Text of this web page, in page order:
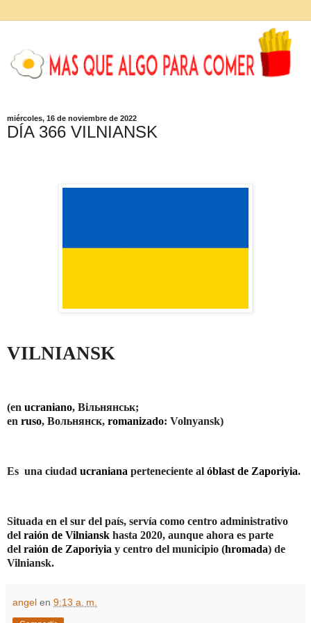
miércoles, 16 de noviembre de 2022
DÍA 366 VILNIANSK
VILNIANSK
(en ucraniano, Вільнянськ;
en ruso, Вольнянск, romanizado: Volnyansk)
Es una ciudad ucraniana perteneciente al óblast de Zaporiyia.
Situada en el sur del país, servía como centro administrativo
del raión de Vilniansk hasta 2020, aunque ahora es parte
del raión de Zaporiyia y centro del municipio (hromada) de
Vilniansk.
angel en 9:13 a. m.